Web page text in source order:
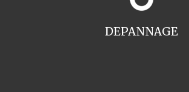
DEPANNAGE